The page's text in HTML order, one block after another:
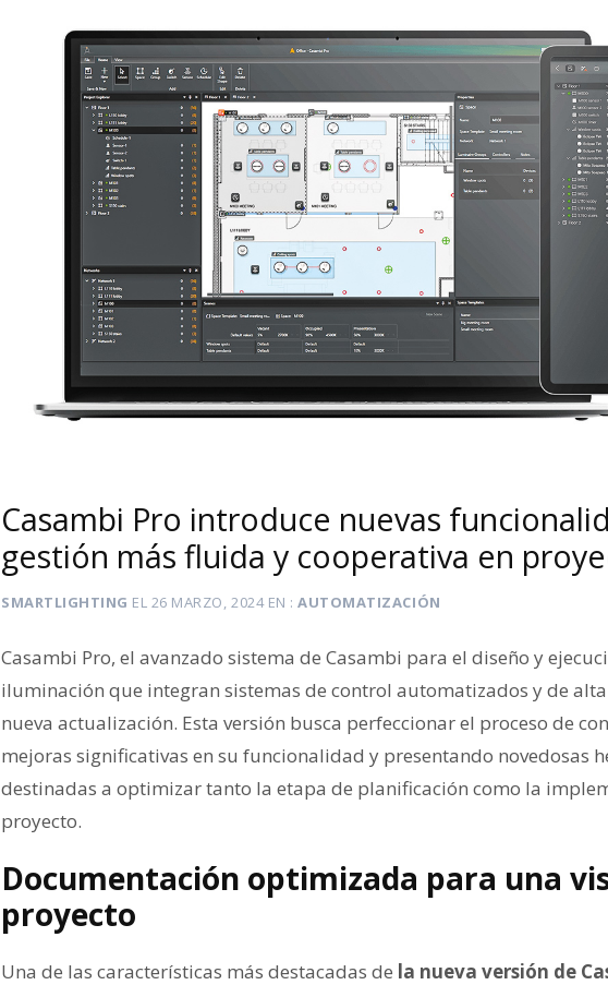
Casambi Pro introduce nuevas
gestión más fluida y cooperativa en
SMARTLIGHTING EL 26 MARZO, 2024EN AUTOMATIZACIÓN
Casambi Pro, el avanzado sistema de Casambi para el diseño y
iluminación que integran sistemas de control automatizados y de
nueva actualización. Esta versión busca perfeccionar el proceso de
mejoras significativas en su funcionalidad y presentando novedosas
destinadas a optimizar tanto la etapa de planificación como la
proyecto.
Documentación optimizada para una
proyecto
Una de las características más destacadas de la nueva versión de